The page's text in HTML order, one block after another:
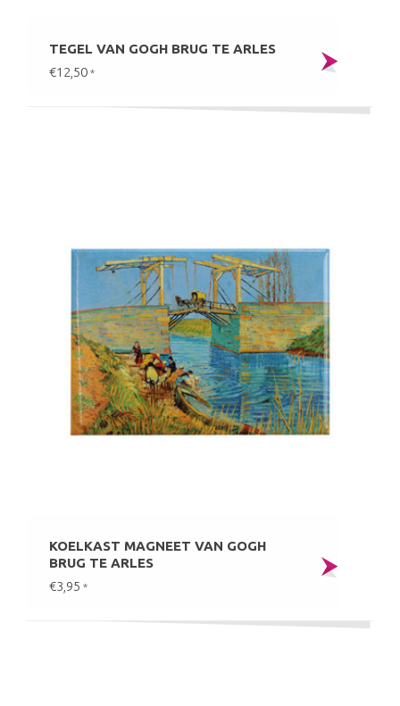
TEGEL VAN GOGH BRUG TE ARLES
€12,50 *
KOELKAST MAGNEET VAN GOGH
BRUG TE ARLES
€3,95 *